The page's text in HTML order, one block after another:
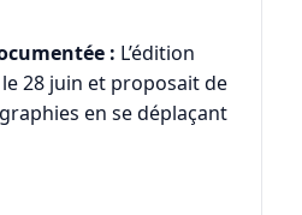
: L’édition
le 28 juin et proposait de
en se déplaçant